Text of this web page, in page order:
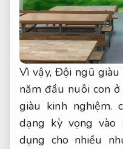
Vì vậy, Đội ngũ giàu
năm đầu nuôi con
giàu kinh nghiệm.
dạng kỳ vọng vào
dụng cho nhiều